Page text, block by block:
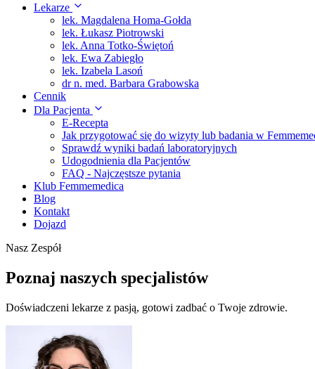
Lekarze
lek. Magdalena Homa-Gołda
lek. Łukasz Piotrowski
lek. Anna Totko-Świętoń
lek. Ewa Zabiegło
lek. Izabela Lasoń
dr n. med. Barbara Grabowska
Cennik
Dla Pacjenta
E-Recepta
Jak przygotować się do wizyty lub badania w
Sprawdź wyniki badań laboratoryjnych
Udogodnienia dla Pacjentów
FAQ - Najczęstsze pytania
Klub Femmemedica
Blog
Kontakt
Dojazd
Nasz Zespół
Poznaj naszych specjalistów
Doświadczeni lekarze z pasją, gotowi zadbać o Twoje zdrowie.